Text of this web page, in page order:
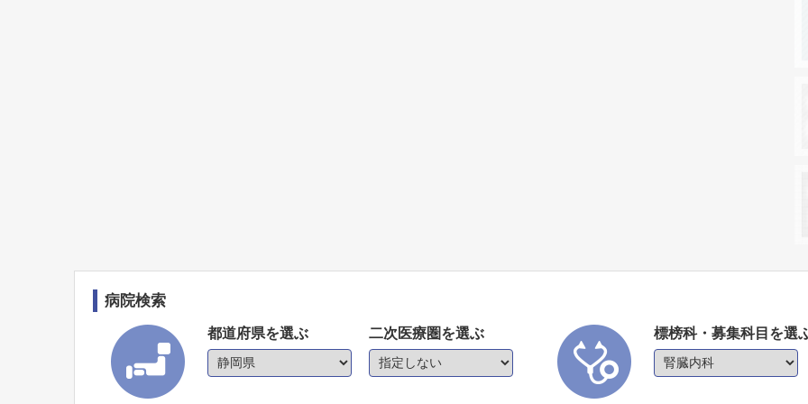
病院検索
都道府県を選ぶ 二次医療圏を選ぶ 標榜科・募集科目を選